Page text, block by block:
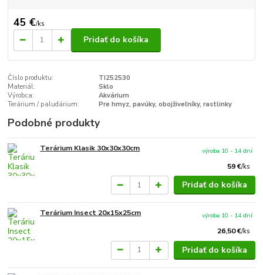
45 €/ks
Pridať do košíka
Číslo produktu:
TI252530
Materiál:
Sklo
Výrobca:
Akvárium
Terárium / paludárium:
Pre hmyz, pavúky, obojživeľníky, rastlinky
Podobné produkty
Terárium Klasik 30x30x30cm
59 €/ks
výroba 10 - 14 dní
Pridať do košíka
Terárium Insect 20x15x25cm
26,50 €/ks
výroba 10 - 14 dní
Pridať do košíka